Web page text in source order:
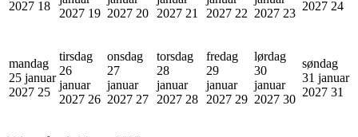
2027 18
2027 19 2027 20
2027 21
2027 22 2027 23
2027 24
mandag
25 januar
2027 25
tirsdag
26
januar
2027 26
onsdag
27
januar
2027 27
torsdag
28
januar
2027 28
fredag
29
januar
2027 29
lørdag
30
januar
2027 30
søndag
31 januar
2027 31